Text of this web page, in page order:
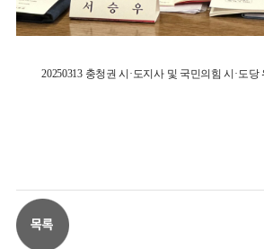
20250313 충청권 시·도지사 및 국민의힘 시·도